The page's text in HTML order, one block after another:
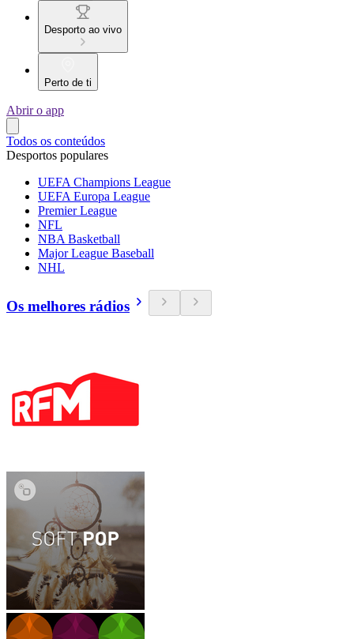
Desporto ao vivo
Perto de ti
Abrir o app
Todos os conteúdos
Desportos populares
UEFA Champions League
UEFA Europa League
Premier League
NFL
NBA Basketball
Major League Baseball
NHL
Os melhores rádios